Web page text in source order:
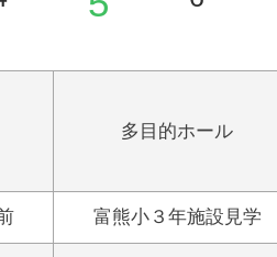
多目的ホール
富熊小３年施設見学